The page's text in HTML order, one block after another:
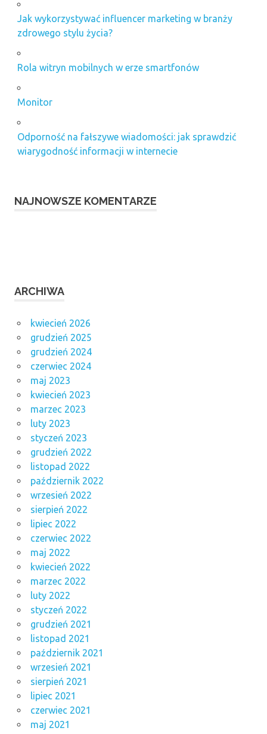
Jak wykorzystywać influencer marketing w branży
zdrowego stylu życia?
Rola witryn mobilnych w erze smartfonów
Monitor
Odporność na fałszywe wiadomości: jak sprawdzić
wiarygodność informacji w internecie
NAJNOWSZE KOMENTARZE
ARCHIWA
kwiecień 2026
grudzień 2025
grudzień 2024
czerwiec 2024
maj 2023
kwiecień 2023
marzec 2023
luty 2023
styczeń 2023
grudzień 2022
listopad 2022
październik 2022
wrzesień 2022
sierpień 2022
lipiec 2022
czerwiec 2022
maj 2022
kwiecień 2022
marzec 2022
luty 2022
styczeń 2022
grudzień 2021
listopad 2021
październik 2021
wrzesień 2021
sierpień 2021
lipiec 2021
czerwiec 2021
maj 2021